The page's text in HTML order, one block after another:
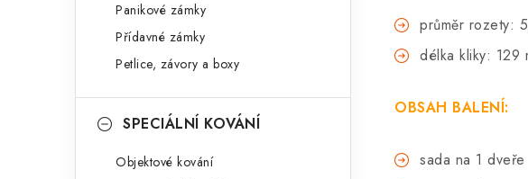
Panikové zámky
Přídavné zámky
Petlice, závory a boxy
SPECIÁLNÍ KOVÁNÍ
Objektové kování
průměr rozety:
délka kliky: 129
OBSAH BALENÍ:
sada na 1 dveře